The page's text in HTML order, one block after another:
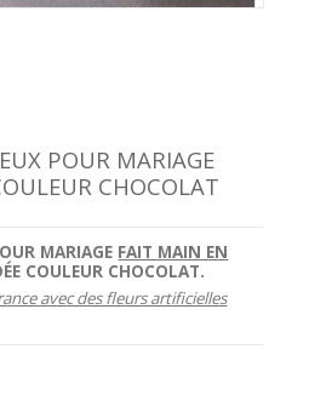
POUR MARIAGE
CHOCOLAT
MARIAGE FAIT MAIN EN
COULEUR CHOCOLAT.
avec des fleurs artificielles